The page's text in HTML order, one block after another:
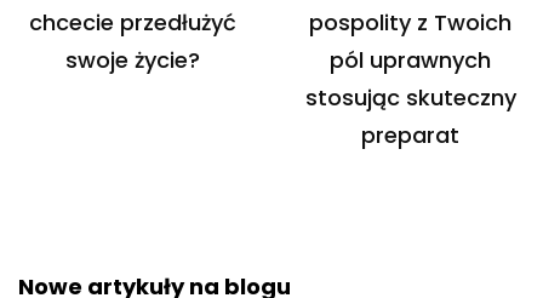
chcecie przedłużyć
swoje życie?
pospolity z Twoich
pól uprawnych
stosując skuteczny
preparat
Nowe artykuły na blogu